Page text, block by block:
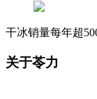
干冰销量每年超
关于苓力